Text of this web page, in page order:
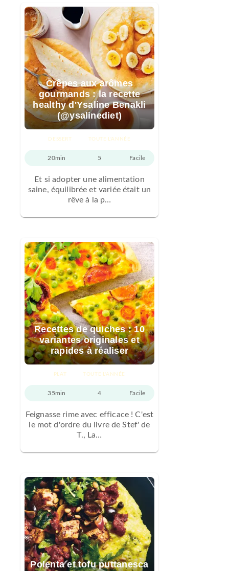
Crêpes aux arômes
gourmands : la recette
healthy d'Ysaline Benakli
(@ysalinediet)
DESSERT TOUTE L'ANNÉE
20min 5 Facile
Et si adopter une alimentation
saine, équilibrée et variée était un
rêve à la p…
Recettes de quiches : 10
variantes originales et
rapides à réaliser
PLAT TOUTE L'ANNÉE
35min 4 Facile
Feignasse rime avec efficace ! C'est
le mot d'ordre du livre de Stef' de
T., La…
Polenta et tofu puttanesca